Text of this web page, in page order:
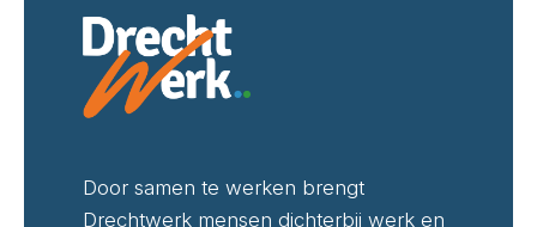
Door samen te werken brengt
Drechtwerk mensen dichterbij werk en